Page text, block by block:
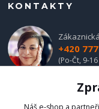
KONTAKTY
+420
(Po-Čt, 9-
Náš e-shop a